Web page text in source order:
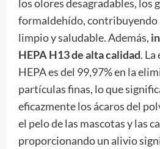
los olores desagradables, los
formaldehído, contribuyendo
limpio y saludable. Además,
HEPA H13 de alta calidad.
HEPA es del 99,97% en la
partículas finas, lo que
eficazmente los ácaros del
el pelo de las mascotas y las
proporcionando un alivio